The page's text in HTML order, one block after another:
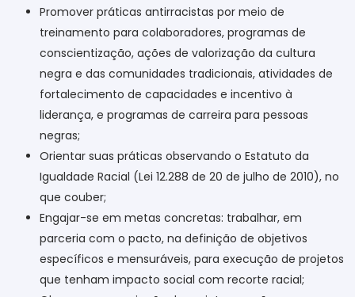
Promover práticas antirracistas por meio de
treinamento para colaboradores, programas de
conscientização, ações de valorização da cultura
negra e das comunidades tradicionais, atividades de
fortalecimento de capacidades e incentivo à
liderança, e programas de carreira para pessoas
negras;
Orientar suas práticas observando o Estatuto da
Igualdade Racial (Lei 12.288 de 20 de julho de 2010), no
que couber;
Engajar-se em metas concretas: trabalhar, em
parceria com o pacto, na definição de objetivos
específicos e mensuráveis, para execução de projetos
que tenham impacto social com recorte racial;